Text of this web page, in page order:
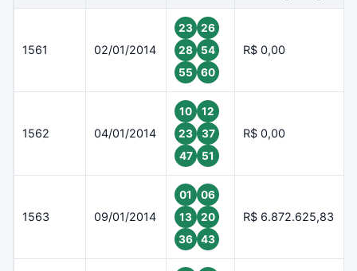
1561 02/01/2014
23
26
28
54
55
60
R$ 0,00
1562 04/01/2014
10
12
23
37
47
51
R$ 0,00
1563 09/01/2014
01
06
13
20
36
43
R$ 6.872.625,83